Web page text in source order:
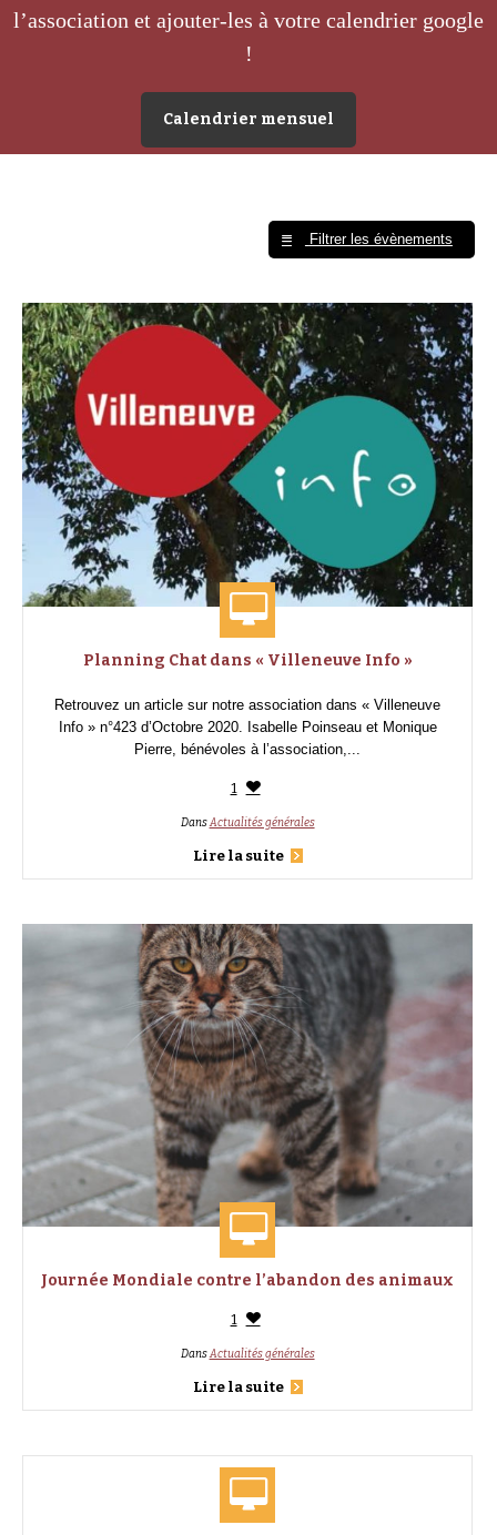
l’association et ajouter-les à votre calendrier google
!
Calendrier mensuel
Filtrer les évènements
Planning Chat dans « Villeneuve Info »
Retrouvez un article sur notre association dans « Villeneuve
Info » n°423 d’Octobre 2020. Isabelle Poinseau et Monique
Pierre, bénévoles à l’association,...
1
DansActualités générales
Lire la suite
Journée Mondiale contre l’abandon des animaux
1
DansActualités générales
Lire la suite